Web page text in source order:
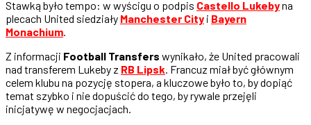
Stawką było tempo: w wyścigu o podpis Castello Lukebyna
plecach United siedziały Manchester City i Bayern
Monachium.
Z informacji Football Transfers wynikało, że United pracowali
nad transferem Lukeby z RB Lipsk. Francuz miał być głównym
celem klubu na pozycję stopera, a kluczowe było to, by dopiąć
temat szybko i nie dopuścić do tego, by rywale przejęli
inicjatywę w negocjacjach.